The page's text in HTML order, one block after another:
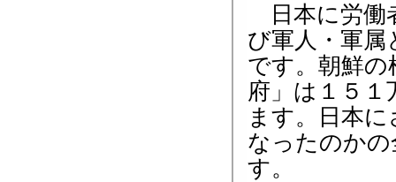
日本に労働
び軍人・軍属
です。朝鮮の
府」は１５
ます。日本
なったのか
す。